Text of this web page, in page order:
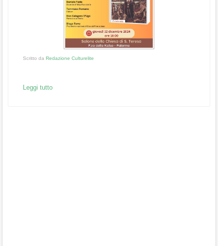
Scritto da Redazione Culturelite
Leggi tutto